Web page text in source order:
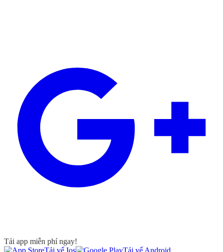
Tải app miễn phí ngay!
Tải vể Ios
Tải vể Android